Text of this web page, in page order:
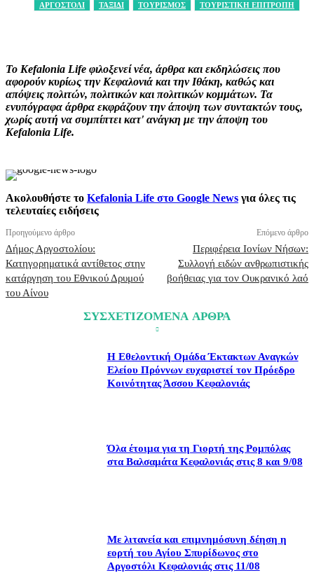
ΑΡΓΟΣΤΟΛΙ ΤΑΞΙΔΙ ΤΟΥΡΙΣΜΟΣ ΤΟΥΡΙΣΤΙΚΗ ΕΠΙΤΡΟΠΗ
Το Kefalonia Life φιλοξενεί νέα, άρθρα και εκδηλώσεις που
αφορούν κυρίως την Κεφαλονιά και την Ιθάκη, καθώς και
απόψεις πολιτών, πολιτικών και πολιτικών κομμάτων. Τα
ενυπόγραφα άρθρα εκφράζουν την άποψη των συντακτών τους,
χωρίς αυτή να συμπίπτει κατ' ανάγκη με την άποψη του
Kefalonia Life.
Ακολουθήστε το Kefalonia Life στο Google News για όλες τις
τελευταίες ειδήσεις
Προηγούμενο άρθρο
Δήμος Αργοστολίου:
Κατηγορηματικά αντίθετος στην
κατάργηση του Εθνικού Δρυμού
του Αίνου
Επόμενο άρθρο
Περιφέρεια Ιονίων Νήσων:
Συλλογή ειδών ανθρωπιστικής
βοήθειας για τον Ουκρανικό λαό
ΣΥΣΧΕΤΙΖΟΜΕΝΑ ΑΡΘΡΑ
Η Εθελοντική Ομάδα Έκτακτων Αναγκών
Ελείου Πρόννων ευχαριστεί τον Πρόεδρο
Κοινότητας Άσσου Κεφαλονιάς
Όλα έτοιμα για τη Γιορτή της Ρομπόλας
στα Βαλσαμάτα Κεφαλονιάς στις 8 και 9/08
Με λιτανεία και επιμνημόσυνη δέηση η
εορτή του Αγίου Σπυρίδωνος στο
Αργοστόλι Κεφαλονιάς στις 11/08